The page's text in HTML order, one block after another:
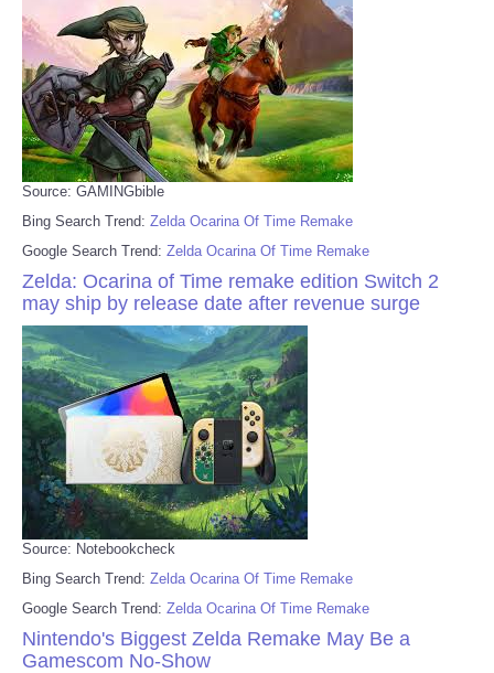
Source: GAMINGbible
Bing Search Trend: Zelda Ocarina Of Time Remake
Google Search Trend: Zelda Ocarina Of Time Remake
Zelda: Ocarina of Time remake edition Switch 2
may ship by release date after revenue surge
Source: Notebookcheck
Bing Search Trend: Zelda Ocarina Of Time Remake
Google Search Trend: Zelda Ocarina Of Time Remake
Nintendo's Biggest Zelda Remake May Be a
Gamescom No-Show